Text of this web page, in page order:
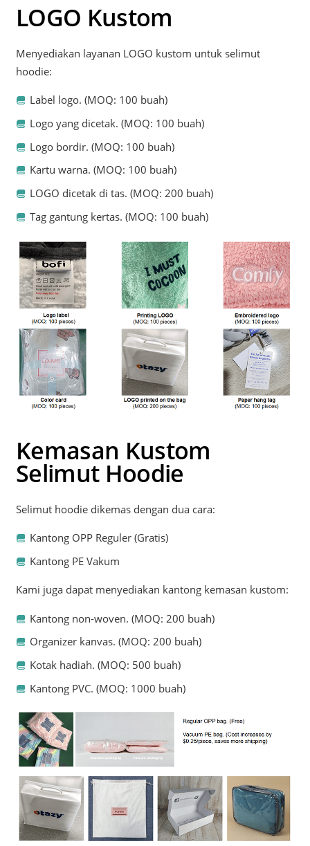
LOGO Kustom
Menyediakan layanan LOGO kustom untuk selimut
hoodie:
Label logo. (MOQ: 100 buah)
Logo yang dicetak. (MOQ: 100 buah)
Logo bordir. (MOQ: 100 buah)
Kartu warna. (MOQ: 100 buah)
LOGO dicetak di tas. (MOQ: 200 buah)
Tag gantung kertas. (MOQ: 100 buah)
Kemasan Kustom
Selimut Hoodie
Selimut hoodie dikemas dengan dua cara:
Kantong OPP Reguler (Gratis)
Kantong PE Vakum
Kami juga dapat menyediakan kantong kemasan kustom:
Kantong non-woven. (MOQ: 200 buah)
Organizer kanvas. (MOQ: 200 buah)
Kotak hadiah. (MOQ: 500 buah)
Kantong PVC. (MOQ: 1000 buah)